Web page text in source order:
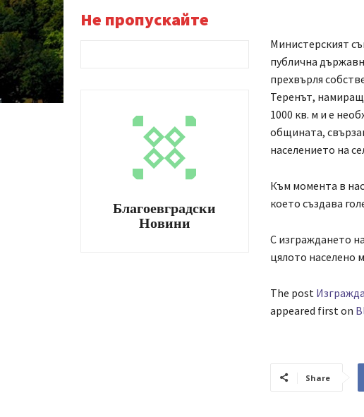
Не пропускайте
Благоевградски
Новини
Министерският
публична
прехвърля
Теренът, намиращ
1000 кв. м и е
общината,
населението на
Към момента в
което създава
С изграждането
цялото населено
The post
appeared first on
Share